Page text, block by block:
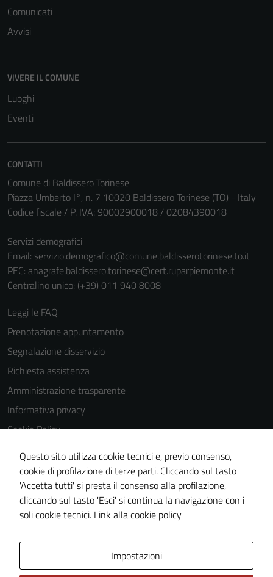
Comunicati
Avvisi
VIVERE IL COMUNE
Luoghi
Eventi
CONTATTI
Comune di Baldissero Torinese
Piazza Umberto I°, n. 7 10020 Baldissero Torinese (TO) - Italy
Codice fiscale / P. IVA: 90002900018 / 02084390018
Servizi demografici
Email: servizio.demografico@comune.baldisserotorinese.to.it
PEC: anagrafe.baldissero.torinese@cert.ruparpiemonte.it
Centralino unico: (+39) 011 940 8008
Leggi le FAQ
Prenotazione appuntamento
Segnalazione disservizio
Richiesta assistenza
Amministrazione trasparente
Informativa privacy
Cookie Policy
Note legali
Dichiarazione di accessibilità
Meccanismo di feedback
Piano di miglioramento del sito
Questo sito utilizza cookie tecnici e, previo consenso,
cookie di profilazione di terze parti. Cliccando sul tasto
'Accetta tutti' si presta il consenso alla profilazione,
cliccando sul tasto 'Esci' si continua la navigazione con i
soli cookie tecnici. Link alla cookie policy
Impostazioni